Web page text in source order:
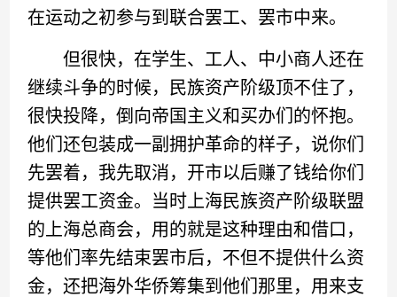
在运动之初参与到联合罢工、罢市中来。
但很快，在学生、工人、中小商人还在
继续斗争的时候，民族资产阶级顶不住了，
很快投降，倒向帝国主义和买办们的怀抱。
他们还包装成一副拥护革命的样子，说你们
先罢着，我先取消，开市以后赚了钱给你们
提供罢工资金。当时上海民族资产阶级联盟
的上海总商会，用的就是这种理由和借口，
等他们率先结束罢市后，不但不提供什么资
金，还把海外华侨筹集到他们那里，用来支